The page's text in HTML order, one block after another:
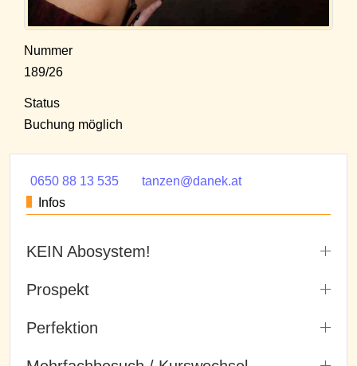
Nummer
189/26
Status
Buchung möglich
0650 88 13 535
tanzen@danek.at
Infos
KEIN Abosystem!
Prospekt
Perfektion